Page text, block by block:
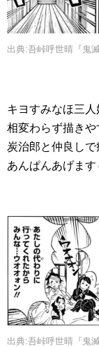
出典:吾峠呼世晴『鬼
キヨすみなほ三人
相変わらず描きや
炭治郎と仲良しで
あんぱんあげま
出典:吾峠呼世晴『鬼